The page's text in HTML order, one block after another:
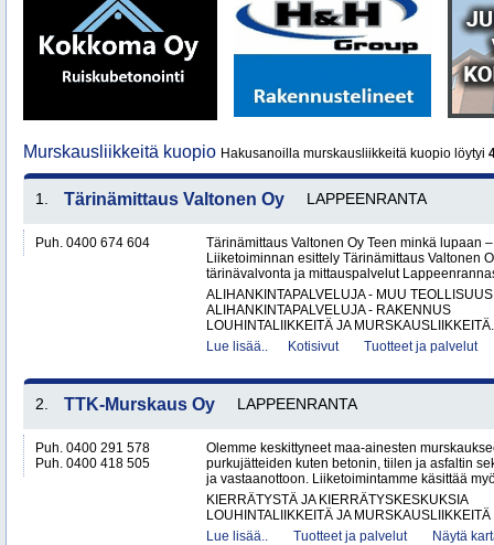
Murskausliikkeitä kuopio Hakusanoilla murskausliikkeitä kuopio löytyi
1. Tärinämittaus Valtonen Oy LAPPEENRANTA
Puh. 0400 674 604
Tärinämittaus Valtonen Oy Teen minkä lupaan
Liiketoiminnan esittely Tärinämittaus Valtonen
tärinävalvonta ja mittauspalvelut
ALIHANKINTAPALVELUJA - MUU TEOLLISUUS
ALIHANKINTAPALVELUJA - RAKENNUS
LOUHINTALIIKKEITÄ JA
Lue lisää..
Kotisivut Tuotteet ja palvelut
2. TTK-Murskaus Oy LAPPEENRANTA
Puh. 0400 291 578
Puh. 0400 418 505
Olemme keskittyneet maa-ainesten
purkujätteiden kuten betonin, tiilen ja asfaltin
ja vastaanottoon. Liiketoimintamme käsittää
KIERRÄTYSTÄ JA KIERRÄTYSKESKUKSIA
LOUHINTALIIKKEITÄ JA MURSKAUSLIIKKEITÄ
Lue lisää..
Tuotteet ja palvelut Näytä